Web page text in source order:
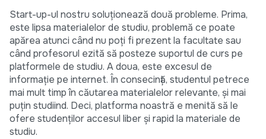
Start-up-ul nostru soluționează două probleme. Prima,
este lipsa materialelor de studiu, problemă ce poate
apărea atunci când nu poți fi prezent la facultate sau
când profesorul ezită să posteze suportul de curs pe
platformele de studiu. A doua, este excesul de
informație pe internet. În consecință, studentul petrece
mai mult timp în căutarea materialelor relevante, și mai
puțin studiind. Deci, platforma noastră e menită să le
ofere studenților accesul liber și rapid la materiale de
studiu.